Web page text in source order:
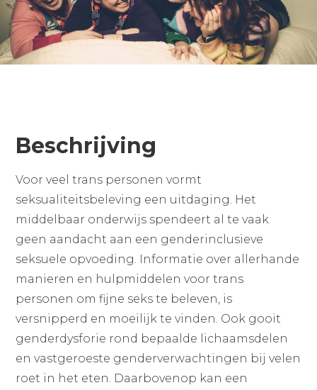
Beschrijving
Voor veel trans personen vormt
seksualiteitsbeleving een uitdaging. Het
middelbaar onderwijs spendeert al te vaak
geen aandacht aan een genderinclusieve
seksuele opvoeding. Informatie over allerhande
manieren en hulpmiddelen voor trans
personen om fijne seks te beleven, is
versnipperd en moeilijk te vinden. Ook gooit
genderdysforie rond bepaalde lichaamsdelen
en vastgeroeste genderverwachtingen bij velen
roet in het eten. Daarbovenop kan een